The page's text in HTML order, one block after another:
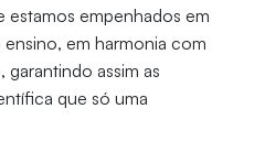
estamos empenhados em
em harmonia com
garantindo assim as
que só uma